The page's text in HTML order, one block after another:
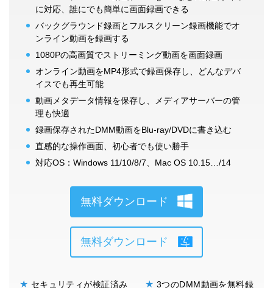
に対応、誰にでも簡単に画面録画できる
バックグラウンド録画とフルスクリーン録画機能でオ
ンライン動画を録画する
1080Pの高画質でストリーミング動画を画面録画
オンライン動画をMP4形式で録画保存し、どんなデバ
イスでも再生可能
動画メタデータ情報を保存し、メディアサーバーの管
理も快適
録画保存されたDMM動画をBlu-ray/DVDに書き込む
直感的な操作画面、初心者でも使い勝手
対応OS：Windows 11/10/8/7、Mac OS 10.15…/14
無料ダウンロード
無料ダウンロード
★ セキュリティが検証済み ★ 3つのDMM動画を無料録